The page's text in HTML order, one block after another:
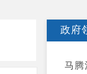
政府
马腾